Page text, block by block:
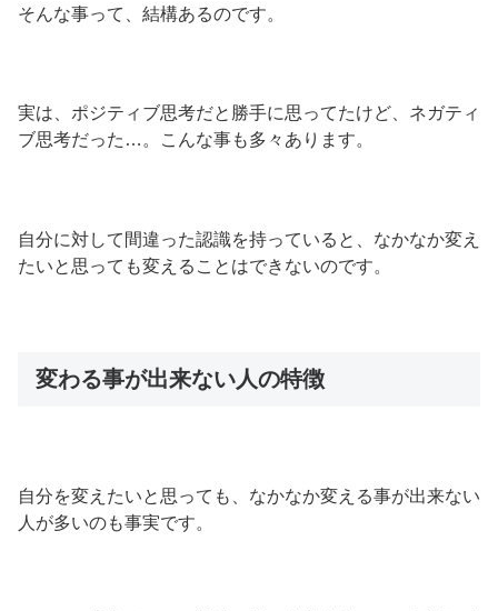
そんな事って、結構あるのです。
実は、ポジティブ思考だと勝手に思ってたけど、ネガティ
ブ思考だった…。こんな事も多々あります。
自分に対して間違った認識を持っていると、なかなか変え
たいと思っても変えることはできないのです。
変わる事が出来ない人の特徴
自分を変えたいと思っても、なかなか変える事が出来ない
人が多いのも事実です。